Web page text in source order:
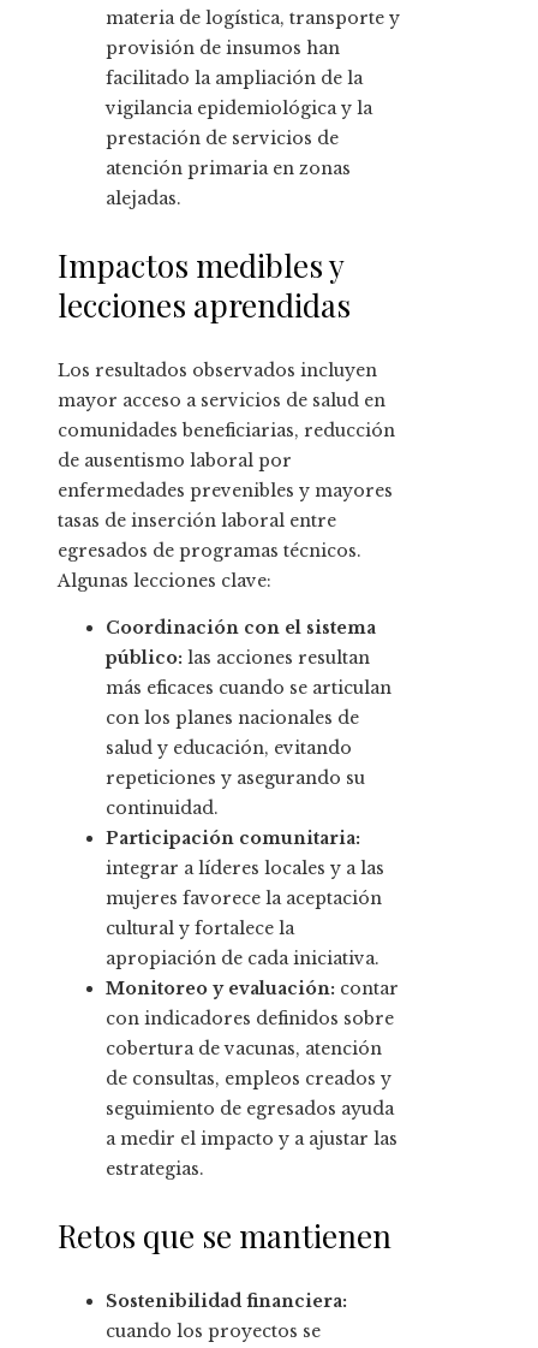
materia de logística, transporte y
provisión de insumos han
facilitado la ampliación de la
vigilancia epidemiológica y la
prestación de servicios de
atención primaria en zonas
alejadas.
Impactos medibles y
lecciones aprendidas
Los resultados observados incluyen
mayor acceso a servicios de salud en
comunidades beneficiarias, reducción
de ausentismo laboral por
enfermedades prevenibles y mayores
tasas de inserción laboral entre
egresados de programas técnicos.
Algunas lecciones clave:
Coordinación con el sistema
público: las acciones resultan
más eficaces cuando se articulan
con los planes nacionales de
salud y educación, evitando
repeticiones y asegurando su
continuidad.
Participación comunitaria:
integrar a líderes locales y a las
mujeres favorece la aceptación
cultural y fortalece la
apropiación de cada iniciativa.
Monitoreo y evaluación: contar
con indicadores definidos sobre
cobertura de vacunas, atención
de consultas, empleos creados y
seguimiento de egresados ayuda
a medir el impacto y a ajustar las
estrategias.
Retos que se mantienen
Sostenibilidad financiera:
cuando los proyectos se